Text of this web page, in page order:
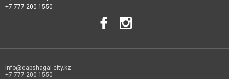
+7 777 200 1550
info@qapshagai-city.kz
+7 777 200 1550